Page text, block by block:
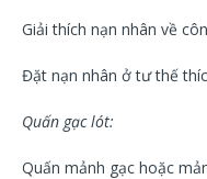
Giải thích nạn nhân về
Đặt nạn nhân ở tư thế
Quấn gạc lót:
Quấn mảnh gạc hoặc